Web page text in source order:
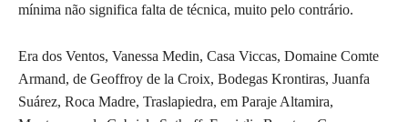
mínima não significa falta de técnica, muito pelo contrário.
Era dos Ventos, Vanessa Medin, Casa Viccas, Domaine Comte
Armand, de Geoffroy de la Croix, Bodegas Krontiras, Juanfa
Suárez, Roca Madre, Traslapiedra, em Paraje Altamira,